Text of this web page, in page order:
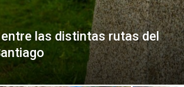
las distintas rutas del